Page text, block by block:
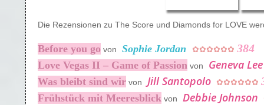
Die Rezensionen zu The Score und Diamonds for LOVE
Before you go von Sophie Jordan ✿✿✿✿✿✿ 384
Love Vegas II – Game of Passion von Geneva Lee
Was bleibt sind wir von Jill Santopolo ✿✿✿✿✿✿
Frühstück mit Meeresblick von Debbie Johnson